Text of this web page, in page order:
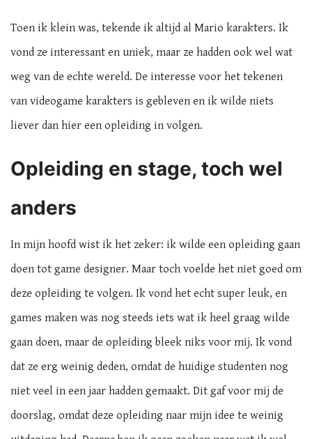
Toen ik klein was, tekende ik altijd al Mario karakters. Ik
vond ze interessant en uniek, maar ze hadden ook wel wat
weg van de echte wereld. De interesse voor het tekenen
van videogame karakters is gebleven en ik wilde niets
liever dan hier een opleiding in volgen.
Opleiding en stage, toch wel
anders
In mijn hoofd wist ik het zeker: ik wilde een opleiding gaan
doen tot game designer. Maar toch voelde het niet goed om
deze opleiding te volgen. Ik vond het echt super leuk, en
games maken was nog steeds iets wat ik heel graag wilde
gaan doen, maar de opleiding bleek niks voor mij. Ik vond
dat ze erg weinig deden, omdat de huidige studenten nog
niet veel in een jaar hadden gemaakt. Dit gaf voor mij de
doorslag, omdat deze opleiding naar mijn idee te weinig